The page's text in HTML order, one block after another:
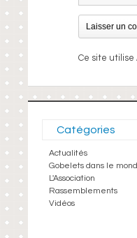
Ce site utilise
Catégories
Actualités
Gobelets dans le
L'Association
Rassemblements
Vidéos